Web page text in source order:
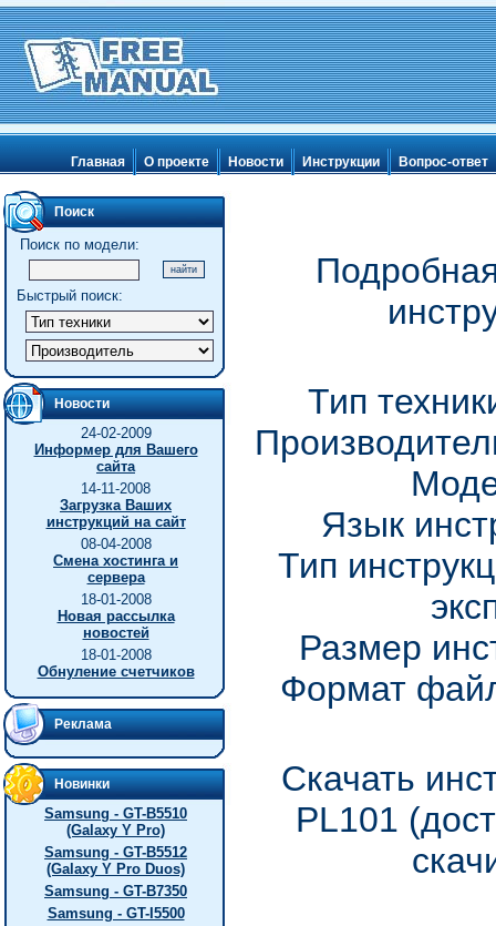
Главная О проекте Новости Инструкции Вопрос-ответ
Поиск
Поиск по модели:
Быстрый поиск:
Новости
24-02-2009
Информер для Вашего
сайта
14-11-2008
Загрузка Ваших
инструкций на сайт
08-04-2008
Смена хостинга и
сервера
18-01-2008
Новая рассылка
новостей
18-01-2008
Обнуление счетчиков
Реклама
Новинки
Samsung - GT-B5510
(Galaxy Y Pro)
Samsung - GT-B5512
(Galaxy Y Pro Duos)
Samsung - GT-B7350
Samsung - GT-I5500
Тип
Язык
Тип
Размер
Формат
Скачать
PL101